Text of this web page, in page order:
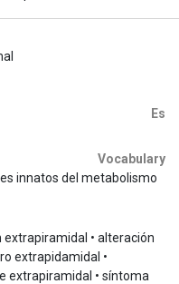
Es
Vocabulary
innatos del metabolismo
• alteración
extrapidamidal •
extrapiramidal • síntoma